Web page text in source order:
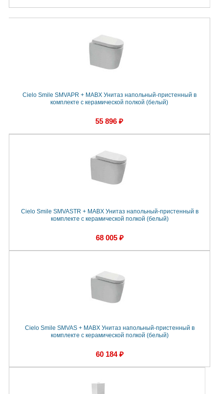
Cielo Smile SMVAPR + MABX Унитаз напольный-пристенный в
комплекте с керамической полкой (белый)
55 896 ₽
Cielo Smile SMVASTR + MABX Унитаз напольный-пристенный в
комплекте с керамической полкой (белый)
68 005 ₽
Cielo Smile SMVAS + MABX Унитаз напольный-пристенный в
комплекте с керамической полкой (белый)
60 184 ₽